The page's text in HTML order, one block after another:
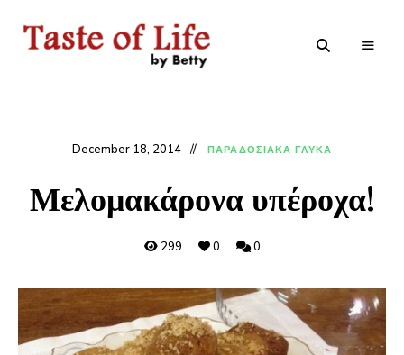
December 18, 2014 ΠΑΡΑΔΟΣΙΑΚΑ ΓΛΥΚΑ
Μελομακάρονα υπέροχα!
299 0 0